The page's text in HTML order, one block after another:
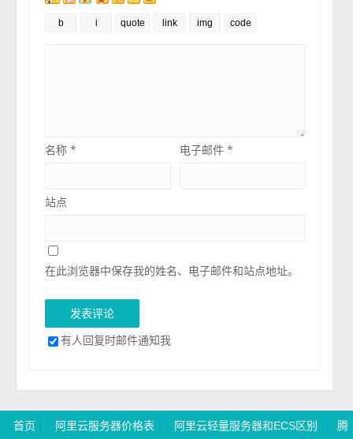
名称* 电子邮件*
站点
在此浏览器中保存我的姓名、电子邮件和站点地址。
有人回复时邮件通知我
首页 阿里云服务器价格表 阿里云轻量服务器和ECS区别 腾